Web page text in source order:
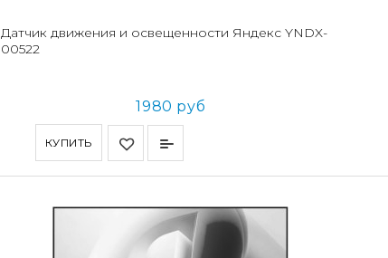
КУПИТЬ
Датчик движения и освещенности Яндекс YNDX-
00522
1980 руб